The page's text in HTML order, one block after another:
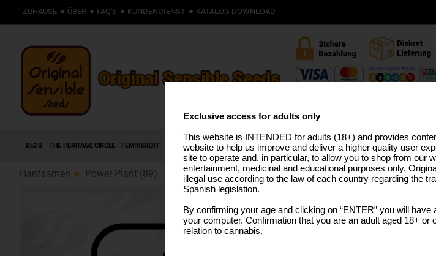
ZUHAUSE ÜBER FAQ'S KUNDENDIENST KATALOG DOWNLOAD
BLOG THE HERITAGE CIRCLE FEMINISIERT AUTOFLOWERING SAMEN HIGH THC ZÜCHTUNGEN PRO-LINIE MEDIZINISCHES
Hanfsamen Power Plant (89)
Power Plantx
SELECT
Exclusive access for adults only
This website is INTENDED for adults (18+) and provides
website to help us improve and deliver a higher quality user
site to operate and, in particular, to allow you to shop from our
entertainment, medicinal and educational purposes only.
illegal use according to the law of each country regarding the
Spanish legislation.
By confirming your age and clicking on “ENTER” you will
your computer. Confirmation that you are an adult aged 18+
relation to cannabis.